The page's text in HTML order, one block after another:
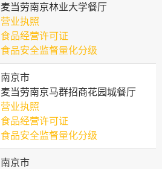
麦当劳南京林业大学餐厅
营业执照
食品经营许可证
食品安全监督量化分级
南京市
麦当劳南京马群招商花园城餐厅
营业执照
食品经营许可证
食品安全监督量化分级
南京市